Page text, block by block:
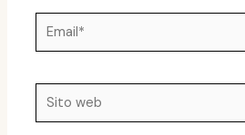
Email*
Sito
web